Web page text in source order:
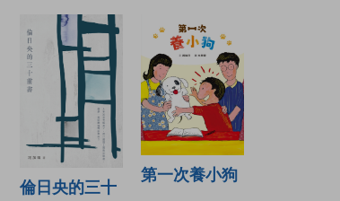
倫日央的三十
第一次養小狗